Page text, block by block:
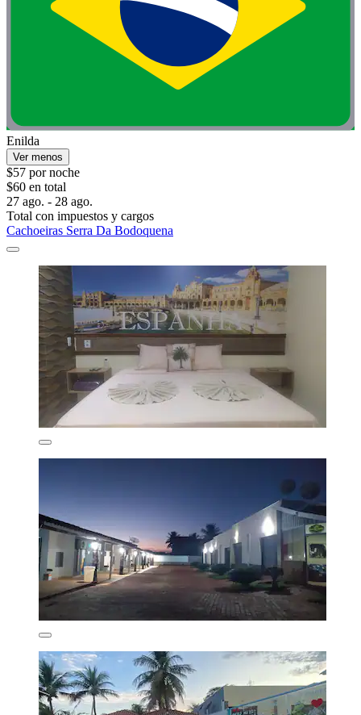
Enilda
Ver menos
$57 por noche
$60 en total
27 ago. - 28 ago.
Total con impuestos y cargos
Cachoeiras Serra Da Bodoquena